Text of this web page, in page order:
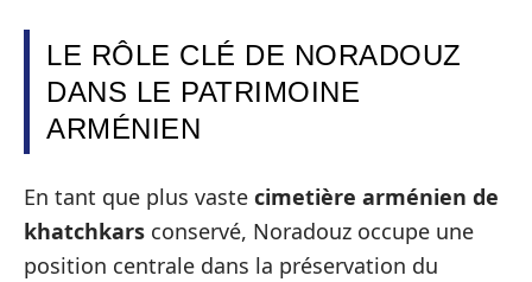
LE RÔLE CLÉ DE NORADOUZ
DANS LE PATRIMOINE
ARMÉNIEN
En tant que plus vaste cimetière arménien de
khatchkars conservé, Noradouz occupe une
position centrale dans la préservation du